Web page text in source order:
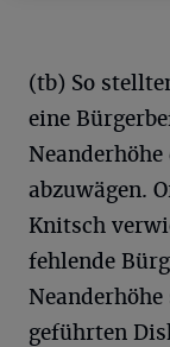
(tb) So
eine
abzuwägen.
Knitsch
fehlende
geführten